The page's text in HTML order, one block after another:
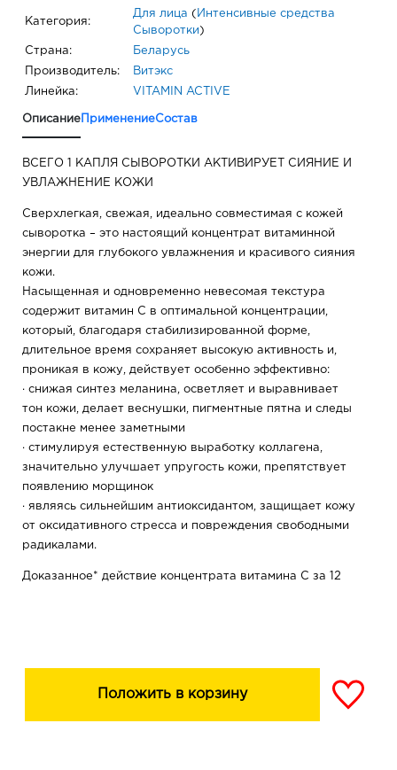
Категория:
Для лица ( Интенсивные средства
Сыворотки )
Страна: Беларусь
Производитель: Витэкс
Линейка: VITAMIN ACTIVE
Описание ПрименениеСостав
ВСЕГО 1 КАПЛЯ СЫВОРОТКИ АКТИВИРУЕТ СИЯНИЕ И
УВЛАЖНЕНИЕ КОЖИ
Сверхлегкая, свежая, идеально совместимая с кожей
сыворотка – это настоящий концентрат витаминной
энергии для глубокого увлажнения и красивого сияния
кожи.
Насыщенная и одновременно невесомая текстура
содержит витамин С в оптимальной концентрации,
который, благодаря стабилизированной форме,
длительное время сохраняет высокую активность и,
проникая в кожу, действует особенно эффективно:
· снижая синтез меланина, осветляет и выравнивает
тон кожи, делает веснушки, пигментные пятна и следы
постакне менее заметными
· стимулируя естественную выработку коллагена,
значительно улучшает упругость кожи, препятствует
появлению морщинок
· являясь сильнейшим антиоксидантом, защищает кожу
от оксидативного стресса и повреждения свободными
радикалами.
Доказанное* действие концентрата витамина С за 12
*Доказано компанией DSM Nutritional Products,
Положить в корзину